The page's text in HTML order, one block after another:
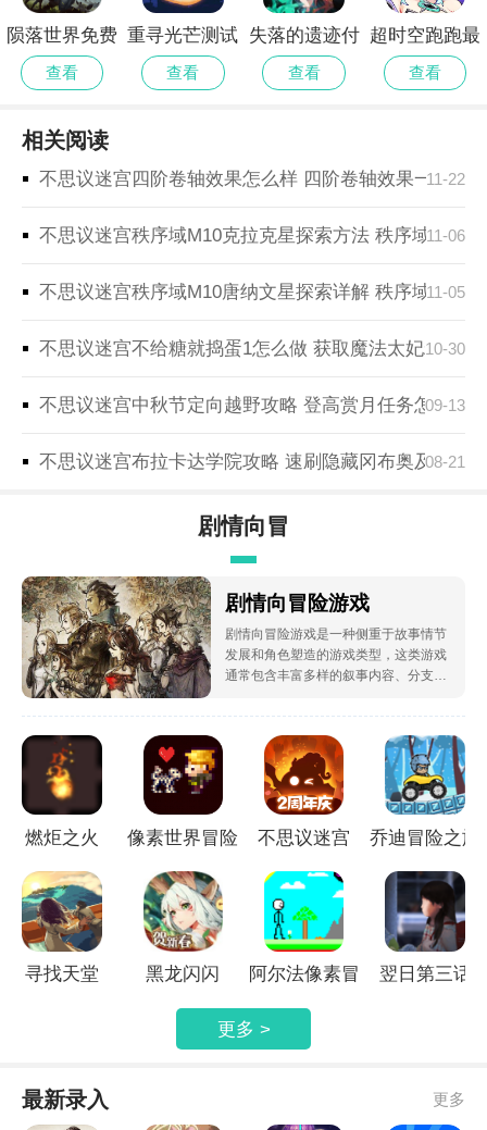
陨落世界免费
手机版
查看
重寻光芒测试
版
查看
失落的遗迹付
费版
查看
超时空跑跑最
新版
查看
相关阅读
不思议迷宫四阶卷轴效果怎么样 四阶卷轴效果一览
11-22
不思议迷宫秩序域M10克拉克星探索方法 秩序域M10
11-06
不思议迷宫秩序域M10唐纳文星探索详解 秩序域M10
11-05
不思议迷宫不给糖就捣蛋1怎么做 获取魔法太妃糖方法
10-30
不思议迷宫中秋节定向越野攻略 登高赏月任务怎么完
09-13
不思议迷宫布拉卡达学院攻略 速刷隐藏冈布奥及dp阵
08-21
剧情向冒
险
剧情向冒险游戏
剧情向冒险游戏是一种侧重于故事情节
发展和角色塑造的游戏类型，这类游戏
通常包含丰富多样的叙事内容、分支选
过游戏中的互动和选择，推动故事线的
发展，并可能影响到最终结局。
燃炬之火 像素世界冒险 不思议迷宫 乔迪冒险之旅
寻找天堂 黑龙闪闪
阿尔法像素冒
翌日第三话
更多 >
最新录入 更多